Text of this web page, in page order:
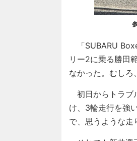
「SUBARU
リー2に乗る勝田
なかった。むしろ
初日からトラブ
け、3輪走行を強
で、思うような走